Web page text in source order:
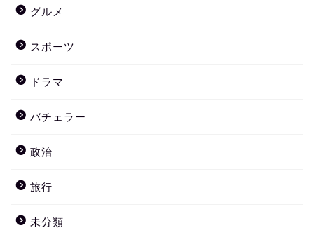
グルメ
スポーツ
ドラマ
バチェラー
政治
旅行
未分類